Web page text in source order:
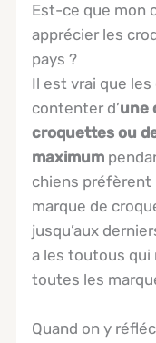
Est-ce que mon
apprécier les
pays ?
Il est vrai que
contenter d’une
croquettes ou
maximum
chiens préfèrent
marque de
jusqu’aux
a les toutous qui
toutes les
Quand on y